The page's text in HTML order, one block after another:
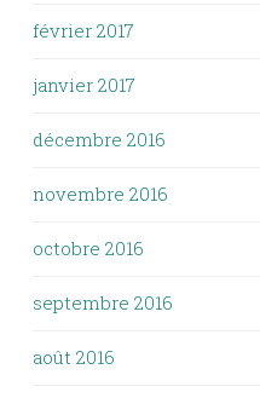
février 2017
janvier 2017
décembre 2016
novembre 2016
octobre 2016
septembre 2016
août 2016